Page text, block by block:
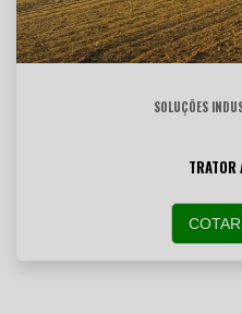
SOLUÇÕES
TRATOR